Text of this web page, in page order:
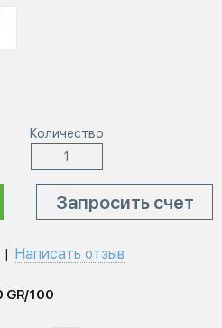
Количество
Запросить счет
Написать отзыв
GR/100